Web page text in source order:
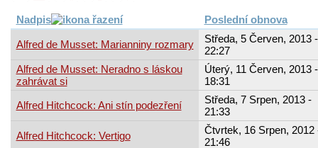
Nadpis Poslední obnova
Alfred de Musset: Marianniny rozmary
Středa, 5 Červen, 2013 -
22:27
Alfred de Musset: Neradno s láskou
zahrávat si
Úterý, 11 Červen, 2013 -
18:31
Alfred Hitchcock: Ani stín podezření
Středa, 7 Srpen, 2013 -
21:33
Alfred Hitchcock: Vertigo
Čtvrtek, 16 Srpen, 2012
21:46